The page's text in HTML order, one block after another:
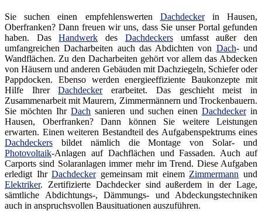
Sie suchen einen empfehlenswerten Dachdeckerin Hausen,
Oberfranken? Dann freuen wir uns, dass Sie unser Portal gefunden
haben. DasHandwerk des Dachdeckersumfasst außer den
umfangreichen Dacharbeiten auch das Abdichten von Dach- und
Wandflächen. Zu den Dacharbeiten gehört vor allem das Abdecken
von Häusern und anderen Gebäuden mit Dachziegeln, Schiefer oder
Pappdocken. Ebenso werden energieeffiziente Baukonzepte mit
Hilfe IhrerDachdeckererarbeitet. Das geschieht meist in
Zusammenarbeit mit Maurern, Zimmermännern und Trockenbauern.
Sie möchten IhrDach sanieren und suchen einen Dachdeckerin
Hausen, Oberfranken? Dann können Sie weitere Leistungen
erwarten. Einen weiteren Bestandteil des Aufgabenspektrums eines
Dachdeckers bildet nämlich die Montage von Solar- und
Photovoltaik-Anlagen auf Dachflächen und Fassaden. Auch auf
Carports sind Solaranlagen immer mehr im Trend. Diese Aufgaben
erledigt IhrDachdeckergemeinsam mit einem Zimmermann und
Elektriker. Zertifizierte Dachdecker sind außerdem in der Lage,
sämtliche Abdichtungs-, Dämmungs- und Abdeckungstechniken
auch in anspruchsvollen Bausituationen auszuführen.